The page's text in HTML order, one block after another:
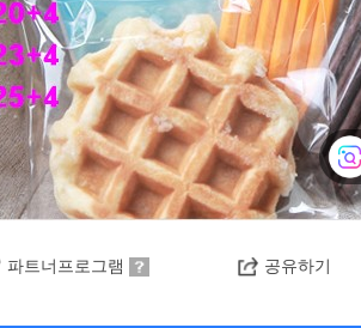
파트너프로그램 공유하기